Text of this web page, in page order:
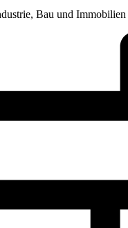
Bau und Immobilien